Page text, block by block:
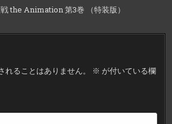
the Animation 第3巻 （特装版）
ることはありません。 ※ が付いている欄